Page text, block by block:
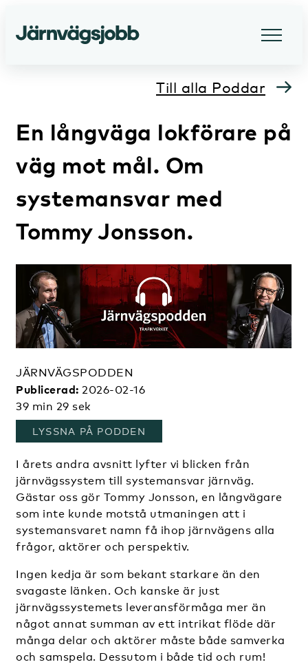
Till alla Poddar
En långväga lokförare på
väg mot mål. Om
systemansvar med
Tommy Jonsson.
JÄRNVÄGSPODDEN
Publicerad: 2026-02-16
39 min 29 sek
LYSSNA PÅ PODDEN
I årets andra avsnitt lyfter vi blicken från
järnvägssystem till systemansvar järnväg.
Gästar oss gör Tommy Jonsson, en långvägare
som inte kunde motstå utmaningen att i
systemansvaret namn få ihop järnvägens alla
frågor, aktörer och perspektiv.
Ingen kedja är som bekant starkare än den
svagaste länken. Och kanske är just
järnvägssystemets leveransförmåga mer än
något annat summan av ett intrikat flöde där
många delar och aktörer måste både samverka
och samspela. Dessutom i både tid och rum!